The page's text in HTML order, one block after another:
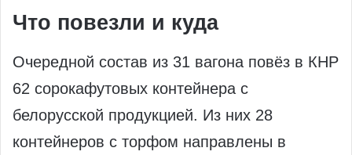
Что повезли и куда
Очередной состав из 31 вагона повёз в КНР
62 сорокафутовых контейнера с
белорусской продукцией. Из них 28
контейнеров с торфом направлены в